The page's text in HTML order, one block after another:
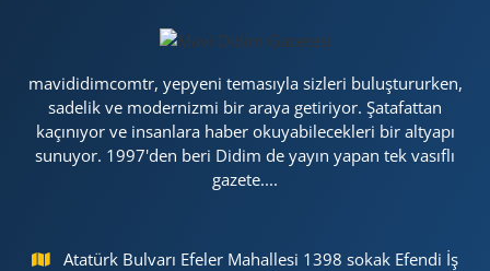
mavididimcomtr, yepyeni temasıyla sizleri buluştururken,
sadelik ve modernizmi bir araya getiriyor. Şatafattan
kaçınıyor ve insanlara haber okuyabilecekleri bir altyapı
sunuyor. 1997'den beri Didim de yayın yapan tek vasıflı
gazete....
Atatürk Bulvarı Efeler Mahallesi 1398 sokak Efendi İş